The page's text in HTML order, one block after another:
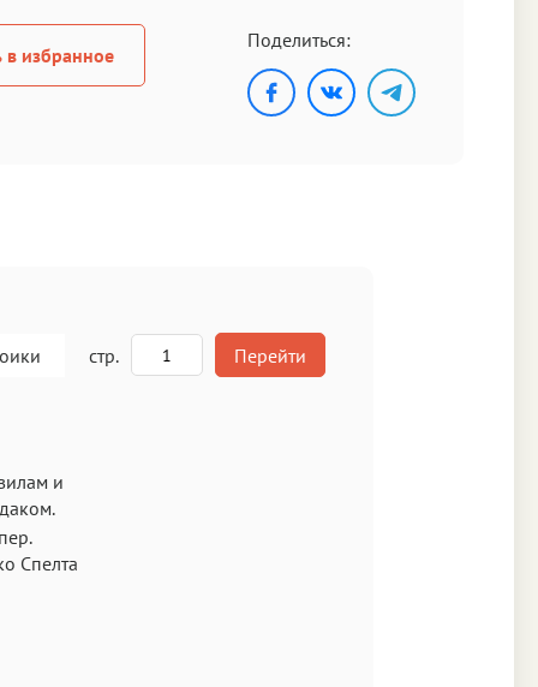
в избранное
Поделиться:
стр. Перейти
и
Спелта